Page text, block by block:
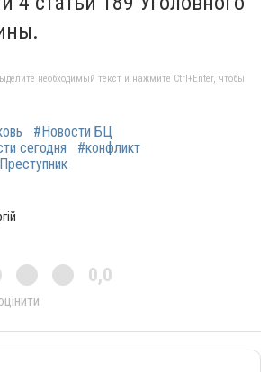
необходимый текст и нажмите Ctrl+Enter, чтобы
#Новости БЦ
сегодня
#конфликт
0,0